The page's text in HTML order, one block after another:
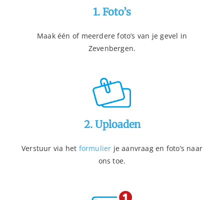
1. Foto’s
Maak één of meerdere foto’s van je gevel in
Zevenbergen.
2. Uploaden
Verstuur via het formulier je aanvraag en foto’s naar
ons toe.